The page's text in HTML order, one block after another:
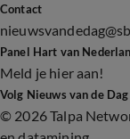
Contact
Panel Hart van
Meld je hier aan!
Volg Nieuws van de Dag
© 2026 Talpa